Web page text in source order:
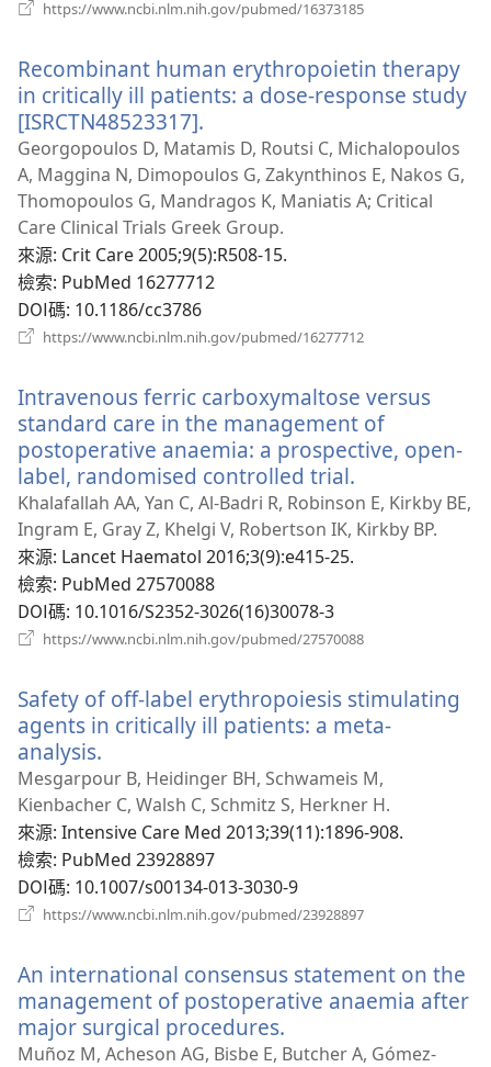
https://www.ncbi.nlm.nih.gov/pubmed/16373185
視
窗）
Recombinant human erythropoietin therapy
in critically ill patients: a dose-response study
[ISRCTN48523317].
啟
新
視
窗）
Georgopoulos D, Matamis D, Routsi C, Michalopoulos
A, Maggina N, Dimopoulos G, Zakynthinos E, Nakos G,
Thomopoulos G, Mandragos K, Maniatis A; Critical
Care Clinical Trials Greek Group.
來源‎: Crit Care 2005;9(5):R508-15.
檢索‎: PubMed 16277712
DOI碼‎: 10.1186/cc3786
https://www.ncbi.nlm.nih.gov/pubmed/16277712
視
窗）
Intravenous ferric carboxymaltose versus
standard care in the management of
postoperative anaemia: a prospective, open-
label, randomised controlled trial.
啟
新
Khalafallah AA, Yan C, Al-Badri R, Robinson E, Kirkby BE,
Ingram E, Gray Z, Khelgi V, Robertson IK, Kirkby BP.
來源‎: Lancet Haematol 2016;3(9):e415-25.
檢索‎: PubMed 27570088
DOI碼‎: 10.1016/S2352-3026(16)30078-3
https://www.ncbi.nlm.nih.gov/pubmed/27570088
視
窗）
Safety of off-label erythropoiesis stimulating
agents in critically ill patients: a meta-
analysis.
啟
新
視
窗）
Mesgarpour B, Heidinger BH, Schwameis M,
Kienbacher C, Walsh C, Schmitz S, Herkner H.
來源‎: Intensive Care Med 2013;39(11):1896-908.
檢索‎: PubMed 23928897
DOI碼‎: 10.1007/s00134-013-3030-9
https://www.ncbi.nlm.nih.gov/pubmed/23928897
視
窗）
An international consensus statement on the
management of postoperative anaemia after
major surgical procedures.
啟
Muñoz M, Acheson AG, Bisbe E, Butcher A, Gómez-